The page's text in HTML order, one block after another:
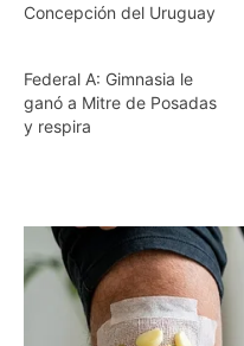
Concepción del Uruguay
Federal A: Gimnasia le
ganó a Mitre de Posadas
y respira